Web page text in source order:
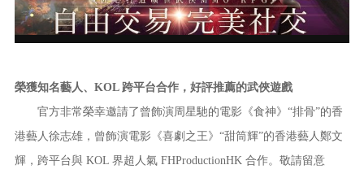
榮獲知名藝人、KOL 跨平台合作，好評推薦的武俠遊戲
官方非常榮幸邀請了曾飾演周星馳的電影《食神》“排骨”的香
港藝人徐志雄，曾飾演電影《喜劇之王》“甜筒輝”的香港藝人鄭文
輝，跨平台與 KOL 界超人氣 FHProductionHK 合作。敬請留意